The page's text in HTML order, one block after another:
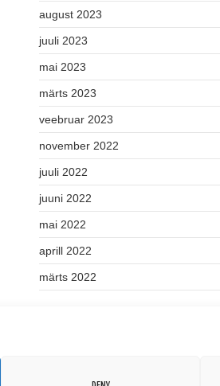
august 2023
juuli 2023
mai 2023
märts 2023
veebruar 2023
november 2022
juuli 2022
juuni 2022
mai 2022
aprill 2022
märts 2022